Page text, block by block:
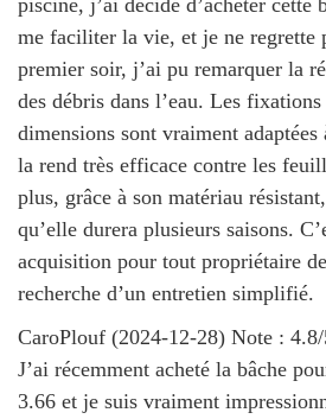
me faciliter la vie, et je ne regrette
premier soir, j’ai pu remarquer la
des débris dans l’eau. Les
dimensions sont vraiment
la rend très efficace contre les
plus, grâce à son matériau
qu’elle durera plusieurs saisons.
acquisition pour tout propriétaire
recherche d’un entretien simplifié.
CaroPlouf (2024-12-28) Note : 4.8
J’ai récemment acheté la bâche
3.66 et je suis vraiment